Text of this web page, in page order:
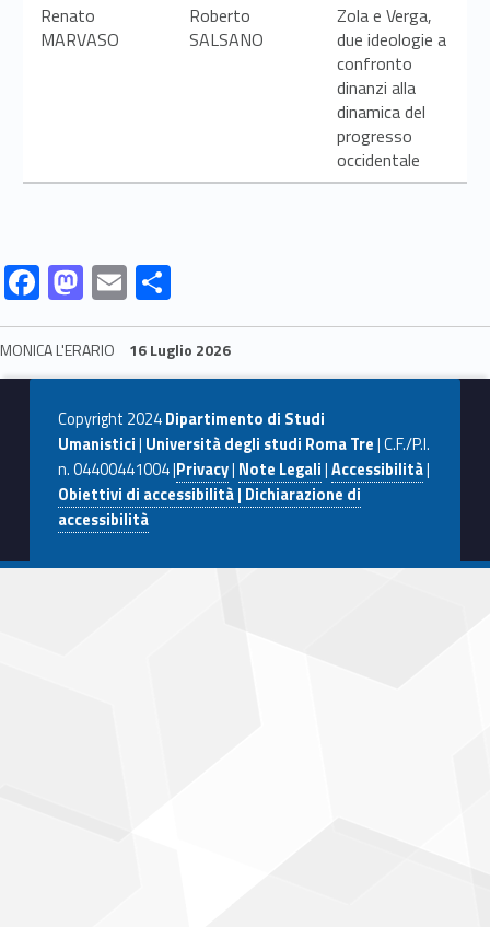
Renato
MARVASO
Roberto
SALSANO
Zola e Verga,
due ideologie a
confronto
dinanzi alla
dinamica del
progresso
occidentale
Link identifier #identifier__71365-1 F
ac
e
b
Link identifier #identifier__81559-2 M
as
to
d
o
n
Link identifier #identifier__191287-3 E
m
ai
l
Link identifier #identifier__98729-4
o
n
di
vi
di
MONICA L'ERARIO 16 Luglio 2026
Skip back to navigation
Copyright 2024Dipartimento di Studi
Umanistici| Università degli studi Roma Tre| C.F./P.I.
n. 04400441004 |Privacy| Note Legali|Accessibilità|
Obiettivi di accessibilità | Dichiarazione di
accessibilità